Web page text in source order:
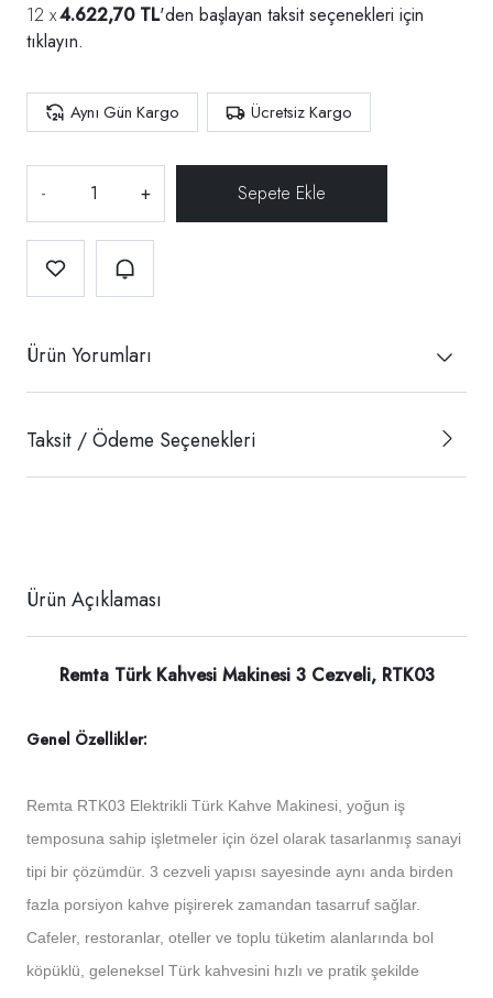
4.622,70 TL'den başlayan taksit seçenekleri için
tıklayın.
Aynı Gün Kargo Ücretsiz Kargo
- +
Ürün Yorumları
Taksit / Ödeme Seçenekleri
Ürün Açıklaması
Remta Türk Kahvesi Makinesi 3 Cezveli, RTK03
Genel Özellikler:
Remta RTK03 Elektrikli Türk Kahve Makinesi, yoğun iş
temposuna sahip işletmeler için özel olarak tasarlanmış sanayi
tipi bir çözümdür. 3 cezveli yapısı sayesinde aynı anda birden
fazla porsiyon kahve pişirerek zamandan tasarruf sağlar.
Cafeler, restoranlar, oteller ve toplu tüketim alanlarında bol
köpüklü, geleneksel Türk kahvesini hızlı ve pratik şekilde